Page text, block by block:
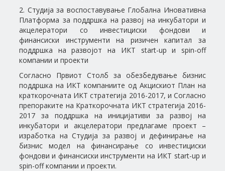
2. Студија за воспоставување Глобална Иновативна
Платформа за поддршка на развој на инкубатори и
акцелератори со инвестициски фондови и
финансиски инструменти на ризичен капитал за
поддршка на развојот на ИКТ start-up и spin-off
компании и проекти
Согласно Првиот Столб за обезбедување бизнис
поддршка на ИКТ компаниите од Акцискиот План на
краткорочната ИКТ стратегија 2016-2017, и Согласно
препораките на Краткорочната ИКТ стратегија 2016-
2017 за поддршка на иницијативи за развој на
инкубатори и акцелератори предлагаме проект –
изработка на Студија за развој и дефинирање на
бизнис модел на финансирање со инвестициски
фондови и финансиски инструменти на ИКТ start-up и
spin-off компании и проекти.